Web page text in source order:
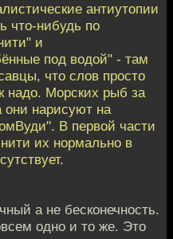
антиутопии
что-нибудь по
и
под водой" - там
что слов просто
надо. Морских рыб за
они нарисуют на
В первой части
их нормально в
а не бесконечность.
одно и то же. Это